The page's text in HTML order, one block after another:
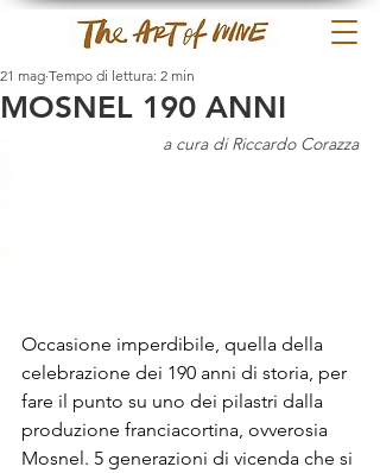
MOSNEL 190 ANNI
21 mag Tempo di lettura: 2 min
a cura di Riccardo Corazza
Occasione imperdibile, quella della
celebrazione dei 190 anni di storia, per
fare il punto su uno dei pilastri dalla
produzione franciacortina, ovverosia
Mosnel. 5 generazioni di vicenda che si